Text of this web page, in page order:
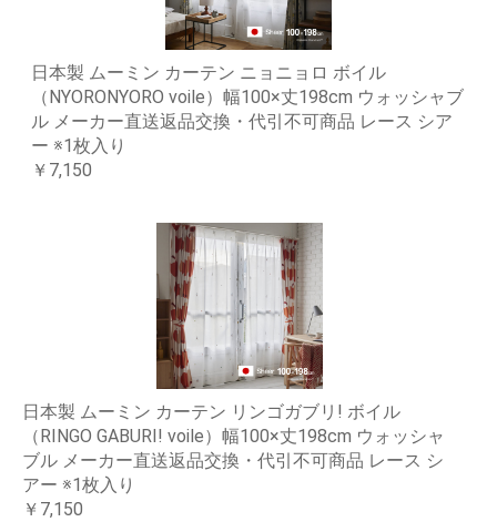
日本製 ムーミン カーテン ニョニョロ ボイル
（NYORONYORO voile）幅100×丈198cm ウォッシャブ
ル メーカー直送返品交換・代引不可商品 レース シア
ー ※1枚入り
￥7,150
日本製 ムーミン カーテン リンゴガブリ! ボイル
（RINGO GABURI! voile）幅100×丈198cm ウォッシャ
ブル メーカー直送返品交換・代引不可商品 レース シ
アー ※1枚入り
￥7,150